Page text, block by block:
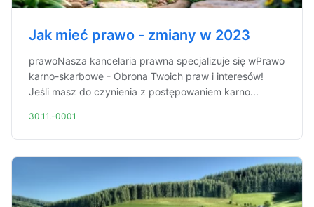
Jak mieć prawo - zmiany w 2023
prawoNasza kancelaria prawna specjalizuje się wPrawo
karno-skarbowe - Obrona Twoich praw i interesów!
Jeśli masz do czynienia z postępowaniem karno...
30.11.-0001